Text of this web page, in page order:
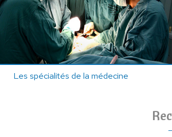
Les spécialités de la médecine